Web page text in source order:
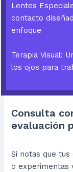
Lentes
contacto
enfoque
Terapia Visual:
los ojos para
Consulta
evaluación
Si notas que
o experimentas